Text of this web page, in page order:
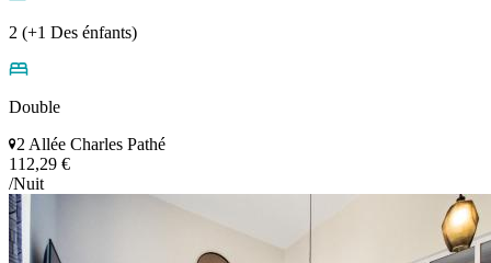
2 (+1 Des énfants)
Double
2 Allée Charles Pathé
112,29 €
/Nuit